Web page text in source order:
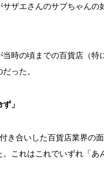
ザエさんのサブちゃん
時の頃までの百貨店（
った。
」
き合いした百貨店業界の
。これはこれでいずれ「